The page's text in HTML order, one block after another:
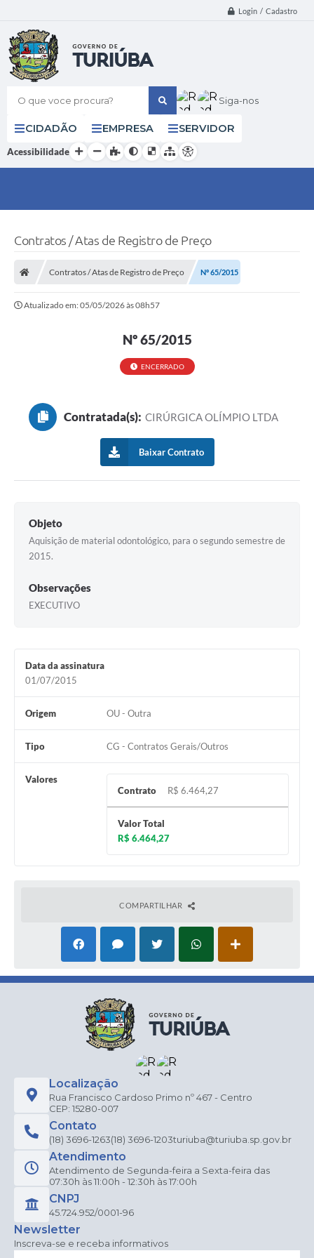
Login / Cadastro
O que voce procura? Siga-nos
CIDADÃO EMPRESA SERVIDOR
Acessibilidade
Contratos / Atas de Registro de Preço
Contratos / Atas de Registro de Preço Nº 65/2015
Atualizado em: 05/05/2026 às 08h57
Nº 65/2015
ENCERRADO
Contratada(s): CIRÚRGICA OLÍMPIO LTDA
Baixar Contrato
Objeto
Aquisição de material odontológico, para o segundo semestre de
2015.
Observações
EXECUTIVO
Data da assinatura
01/07/2015
Origem OU - Outra
Tipo CG - Contratos Gerais/Outros
Valores
Contrato
R$ 6.464,27
Valor Total
R$ 6.464,27
COMPARTILHAR
Localização
Rua Francisco Cardoso Primo nº 467 - Centro
CEP: 15280-007
Contato
(18) 3696-1263(18) 3696-1203turiuba@turiuba.sp.gov.br
Atendimento
Atendimento de Segunda-feira a Sexta-feira das
07:30h às 11:00h - 12:30h às 17:00h
CNPJ
45.724.952/0001-96
Newsletter
Inscreva-se e receba informativos